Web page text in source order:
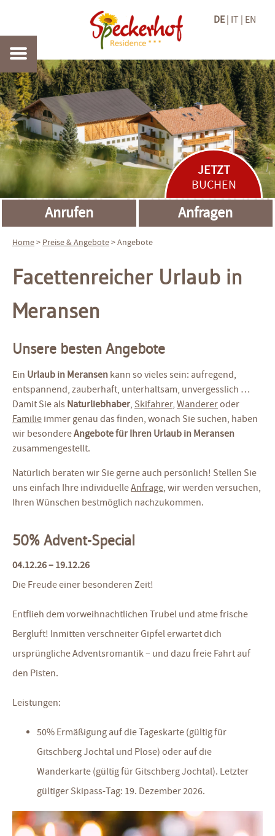
DE IT EN
JETZT
BUCHEN
Anrufen Anfragen
Home> Preise&Angebote> Angebote
Facettenreicher Urlaub in
Meransen
Unsere besten Angebote
Ein Urlaub in Meransen kann so vieles sein: aufregend,
entspannend, zauberhaft, unterhaltsam, unvergesslich …
Damit Sie als Naturliebhaber, Skifahrer, Wandereroder
Familie immer genau das finden, wonach Sie suchen, haben
wir besondereAngebote für Ihren Urlaub in Meransen
zusammengestellt.
Natürlich beraten wir Sie gerne auch persönlich! Stellen Sie
uns einfach Ihre individuelleAnfrage, wir werden versuchen,
Ihren Wünschen bestmöglich nachzukommen.
50% Advent-Special
04.12.26 – 19.12.26
Die Freude einer besonderen Zeit!
Entflieh dem vorweihnachtlichen Trubel und atme frische
Bergluft! Inmitten verschneiter Gipfel erwartet dich
ursprüngliche Adventsromantik – und dazu freie Fahrt auf
den Pisten.
Leistungen:
50% Ermäßigung auf die Tageskarte (gültig für
Gitschberg Jochtal und Plose) oder auf die
Wanderkarte (gültig für Gitschberg Jochtal). Letzter
gültiger Skipass-Tag: 19. Dezember 2026.